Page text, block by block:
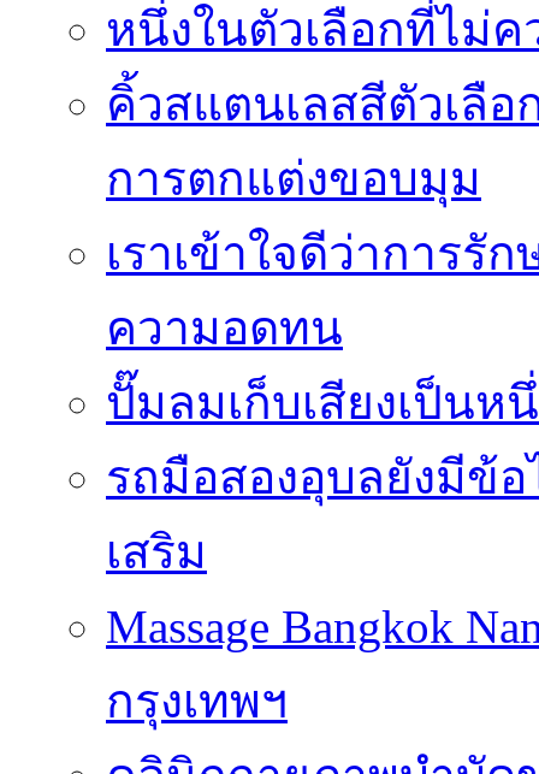
หนึ่งในตัวเลือกที่ไม่ค
คิ้วสแตนเลสสีตัวเลื
การตกแต่งขอบมุม
เราเข้าใจดีว่าการรั
ความอดทน
ปั๊มลมเก็บเสียงเป็น
รถมือสองอุบลยังมีข้อ
เสริม
Massage Bangkok
กรุงเทพฯ